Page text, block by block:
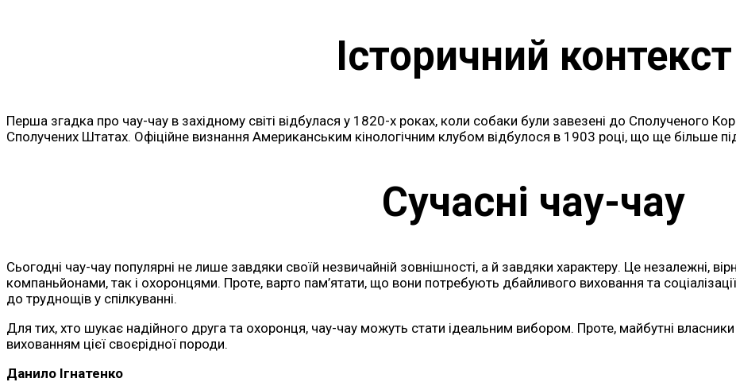
Історичний контекст
Перша згадка про чау-чау в західному світі відбулася у 1820-х роках, коли собаки були завезені до Сполученого
Сполучених Штатах. Офіційне визнання Американським кінологічним клубом відбулося в 1903 році, що ще більше
Сучасні чау-чау
Сьогодні чау-чау популярні не лише завдяки своїй незвичайній зовнішності, а й завдяки характеру. Це незалежні,
компаньйонами, так і охоронцями. Проте, варто пам’ятати, що вони потребують дбайливого виховання та
до труднощів у спілкуванні.
Для тих, хто шукає надійного друга та охоронця, чау-чау можуть стати ідеальним вибором. Проте, майбутні власники
вихованням цієї своєрідної породи.
Данило Ігнатенко